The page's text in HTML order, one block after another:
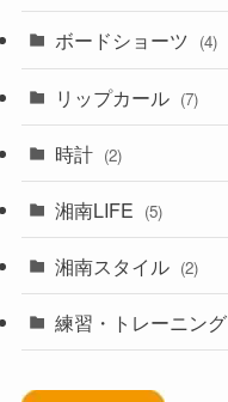
ボードショーツ (4)
リップカール (7)
時計 (2)
湘南LIFE (5)
湘南スタイル (2)
練習・トレーニング